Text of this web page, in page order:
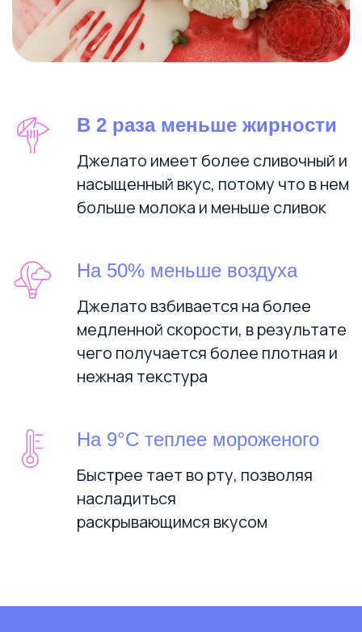
В 2 раза меньше жирности
Джелато имеет более сливочный и
насыщенный вкус, потому что в нем
больше молока и меньше сливок
На 50% меньше воздуха
Джелато взбивается на более
медленной скорости, в результате
чего получается более плотная и
нежная текстура
На 9°C теплее мороженого
Быстрее тает во рту, позволяя
насладиться
раскрывающимся вкусом
ДОСТАВКА И ОПЛАТА